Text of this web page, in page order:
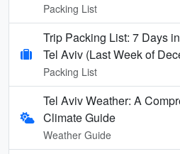
Packing List
Trip Packing List: 7 Days
Tel Aviv (Last Week of
Packing List
Tel Aviv Weather: A
Climate Guide
Weather Guide